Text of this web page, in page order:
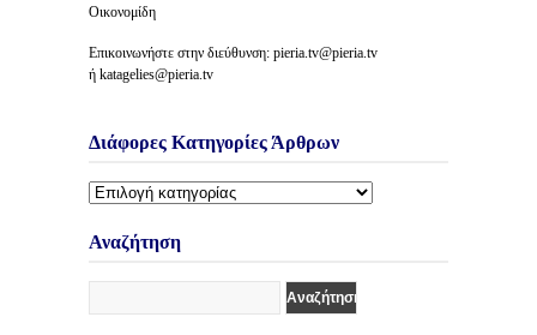
Οικονομίδη
Επικοινωνήστε στην διεύθυνση: pieria.tv@pieria.tv
ή katagelies@pieria.tv
Διάφορες Κατηγορίες Άρθρων
Διάφορες
Άρθρων
Αναζήτηση